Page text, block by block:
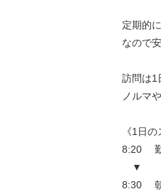
定期的
なので
訪問は1
ノルマ
《1日
8:20 勤
▼
8:30 朝